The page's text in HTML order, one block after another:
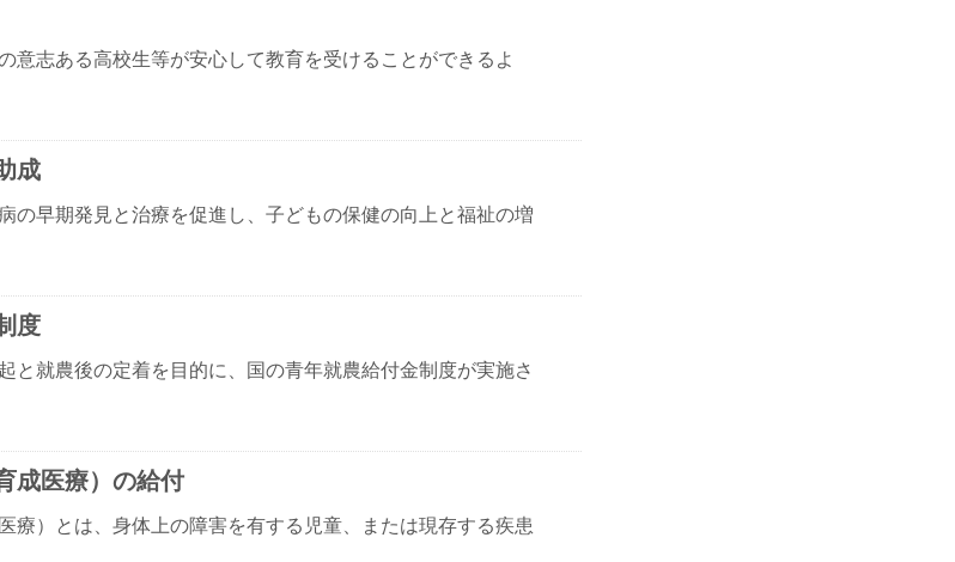
意志ある高校生等が安心して教育を受けることができるよ
成
の早期発見と治療を促進し、子どもの保健の向上と福祉の増
度
と就農後の定着を目的に、国の青年就農給付金制度が実施さ
成医療）の給付
療）とは、身体上の障害を有する児童、または現存する疾患